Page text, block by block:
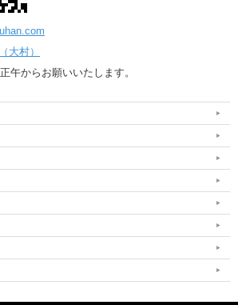
大村）
午からお願いいたします。